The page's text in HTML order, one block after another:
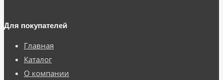
Для покупателей
Главная
Каталог
О компании